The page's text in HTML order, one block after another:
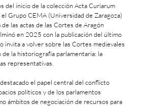
del inicio de la colección Acta Curiarum
Grupo CEMA (Universidad de Zaragoza)
las actas de las Cortes de Aragón
en 2025 con la publicación del último
invita a volver sobre las Cortes medievales
la historiografía parlamentaria: la
representativas.
el papel central del conflicto
políticos y de los parlamentos
ámbitos de negociación de recursos para